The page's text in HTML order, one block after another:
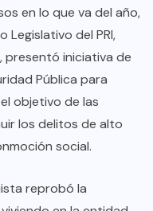
en lo que va del año,
Legislativo del PRI,
presentó iniciativa de
Pública para
objetivo de las
los delitos de alto
social.
reprobó la